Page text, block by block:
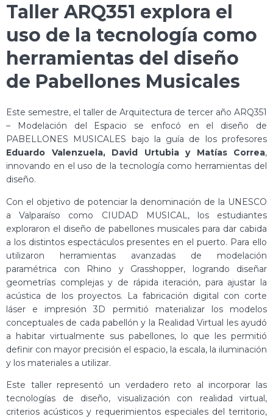
Taller ARQ351 explora el
uso de la tecnología como
herramientas del diseño
de Pabellones Musicales
Este semestre, el taller de Arquitectura de tercer año ARQ351
– Modelación del Espacio se enfocó en el diseño de
PABELLONES MUSICALES bajo la guía de los profesores
Eduardo Valenzuela, David Urtubia y Matías Correa,
innovando en el uso de la tecnología como herramientas del
diseño.
Con el objetivo de potenciar la denominación de la UNESCO
a Valparaíso como CIUDAD MUSICAL, los estudiantes
exploraron el diseño de pabellones musicales para dar cabida
a los distintos espectáculos presentes en el puerto. Para ello
utilizaron herramientas avanzadas de modelación
paramétrica con Rhino y Grasshopper, logrando diseñar
geometrías complejas y de rápida iteración, para ajustar la
acústica de los proyectos. La fabricación digital con corte
láser e impresión 3D permitió materializar los modelos
conceptuales de cada pabellón y la Realidad Virtual les ayudó
a habitar virtualmente sus pabellones, lo que les permitió
definir con mayor precisión el espacio, la escala, la iluminación
y los materiales a utilizar.
Este taller representó un verdadero reto al incorporar las
tecnologías de diseño, visualización con realidad virtual,
criterios acústicos y requerimientos especiales del territorio,